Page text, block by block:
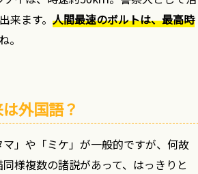
ます。 人間最速のボルトは、最高時
。
外国語？
」や「ミケ」が一般的ですが、何故
様複数の諸説があって、はっきりと